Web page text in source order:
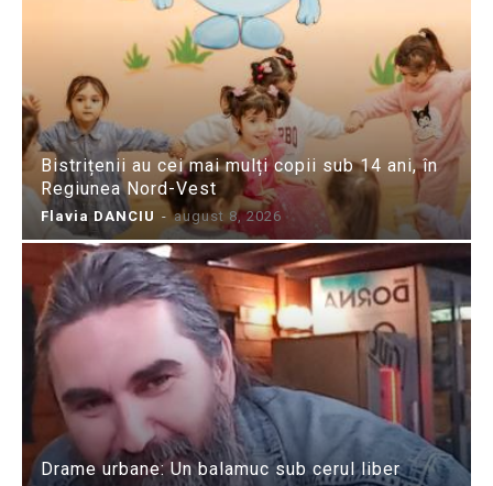
Bistrițenii au cei mai mulți copii sub 14 ani, în
Regiunea Nord-Vest
Flavia DANCIU - august 8, 2026
Drame urbane: Un balamuc sub cerul liber